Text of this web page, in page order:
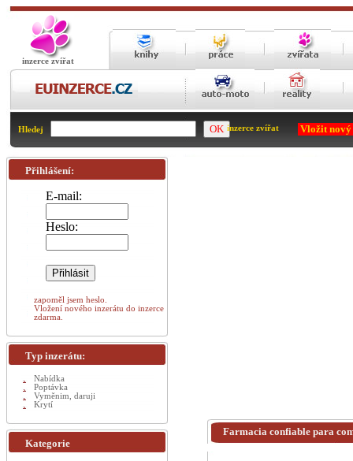
inzerce zvířat
Hledej inzerce zvířat Vložit
Farmacia confiable para
Přihlášení:
E-mail:
Heslo:
zapoměl jsem heslo.
Vložení nového inzerátu do inzerce
zdarma.
Typ inzerátu:
Nabídka
Poptávka
Vyměnim, daruji
Krytí
Kategorie